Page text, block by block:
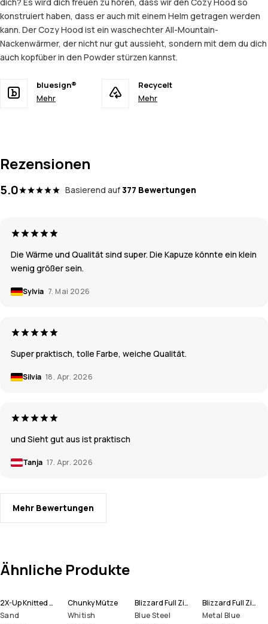
konstruiert haben, dass er auch mit einem Helm getragen werden
kann. Der Cozy Hood ist ein waschechter All-Mountain-
Nackenwärmer, der nicht nur gut aussieht, sondern mit dem du dich
auch kopfüber in den Powder stürzen kannst.
bluesign®
Mehr
Recycelt
Mehr
Rezensionen
5.0 Basierend auf377 Bewertungen
Die Wärme und Qualität sind super. Die Kapuze könnte ein klein
wenig größer sein.
Sylvia 7. Mai 2026
Super praktisch, tolle Farbe, weiche Qualität.
Silvia 18. Apr. 2026
und Sieht gut aus ist praktisch
Tanja 17. Apr. 2026
Mehr Bewertungen
Ähnliche Produkte
2X-Up Knitted Schlauchtuch
Sand
Chunky Mütze
Whitish
Blizzard Full Zip Snowboardjacke Herren
Blue Steel
Blizzard Full Zip Skijacke Herren
Metal Blue